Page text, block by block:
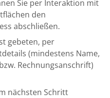
Sie per Interaktion mit
den
abschließen.
gebeten, per
(mindestens Name,
Rechnungsanschrift)
nächsten Schritt